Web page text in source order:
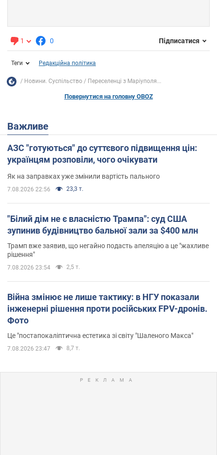
1 0 Підписатися
Теги Редакційна політика
Новини. Суспільство Переселенці з Маріуполя...
Повернутися на головну OBOZ
Важливе
АЗС "готуються" до суттєвого підвищення цін:
українцям розповіли, чого очікувати
Як на заправках уже змінили вартість пального
7.08.2026 22:56 23,3 т.
"Білий дім не є власністю Трампа": суд США
зупинив будівництво бальної зали за $400 млн
Трамп вже заявив, що негайно подасть апеляцію а це "жахливе
рішення"
7.08.2026 23:54 2,5 т.
Війна змінює не лише тактику: в НГУ показали
інженерні рішення проти російських FPV-дронів.
Фото
Це "постапокаліптична естетика зі світу "Шаленого Макса"
7.08.2026 23:47 8,7 т.